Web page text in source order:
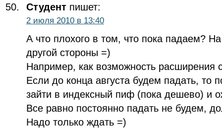
Студент пишет:
2 июля 2010 в 13:40
А что плохого в том, что пока падаем?
другой стороны =)
Например, как возможность расширения
Если до конца августа будем падать, то
зайти в индексный пиф (пока дешево) и
Все равно постоянно падать не будем,
Надо только ждать =)